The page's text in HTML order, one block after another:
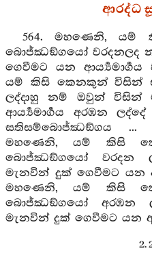
ආරද්ධ
564. මහණෙනි,
බොජ්ඣඞ්ගයෝ වරදනලද
ගෙවීමට යන
යම් කිසි කෙනකුන් විසින්
ලද්දාහු නම් ඔවුන් විසින්
ආර්‍ය්‍යමාර්‍ගය අරඹන
සතිසම්බොජ්ඣඞ්ගය ...
මහණෙනි, යම් කිසි
බොජ්ඣඞ්ගයෝ වරදන
මැනවින් දුක් ගෙවීමට යන
මහණෙනි, යම් කිසි
බොජ්ඣඞ්ගයෝ අරඹන
මැනවින් දුක් ගෙවීමට යන
2.